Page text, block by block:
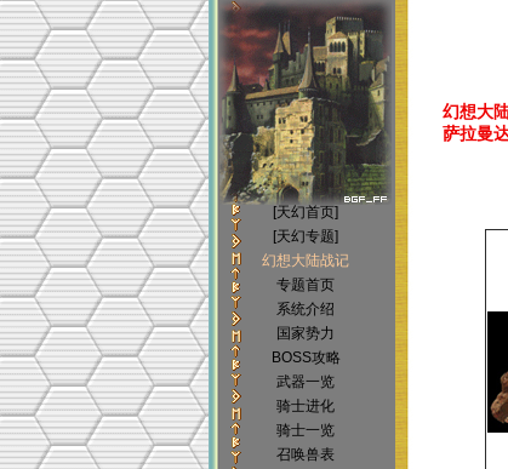
幻想大
萨拉曼
[天幻首页]
[天幻专题]
幻想大陆战记
专题首页
系统介绍
国家势力
BOSS攻略
武器一览
骑士进化
骑士一览
召唤兽表